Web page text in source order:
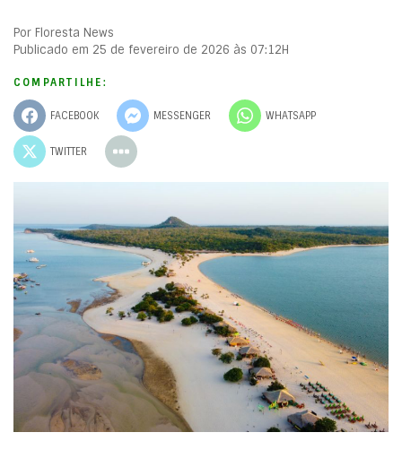
Por Floresta News
Publicado em 25 de fevereiro de 2026 às 07:12H
COMPARTILHE:
FACEBOOK MESSENGER WHATSAPP
TWITTER